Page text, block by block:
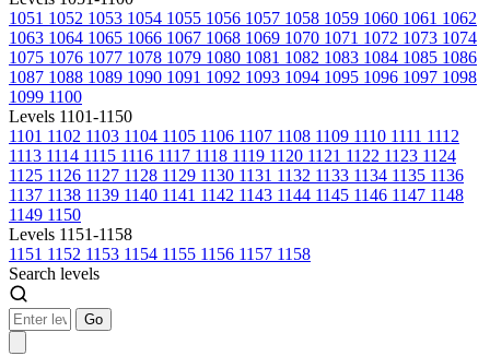
1051 1052 1053 1054 1055 1056 1057 1058 1059 1060 1061 1062
1063 1064 1065 1066 1067 1068 1069 1070 1071 1072 1073 1074
1075 1076 1077 1078 1079 1080 1081 1082 1083 1084 1085 1086
1087 1088 1089 1090 1091 1092 1093 1094 1095 1096 1097 1098
1099 1100
Levels 1101-1150
1101 1102 1103 1104 1105 1106 1107 1108 1109 1110 1111 1112
1113 1114 1115 1116 1117 1118 1119 1120 1121 1122 1123 1124
1125 1126 1127 1128 1129 1130 1131 1132 1133 1134 1135 1136
1137 1138 1139 1140 1141 1142 1143 1144 1145 1146 1147 1148
1149 1150
Levels 1151-1158
1151 1152 1153 1154 1155 1156 1157 1158
Search levels
Go